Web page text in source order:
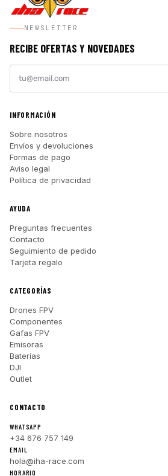
NEWSLETTER
RECIBE OFERTAS Y NOVEDADES
INFORMACIÓN
Sobre nosotros
Envíos y devoluciones
Formas de pago
Aviso legal
Política de privacidad
AYUDA
Preguntas frecuentes
Contacto
Seguimiento de pedido
Tarjeta regalo
CATEGORÍAS
Drones FPV
Componentes
Gafas FPV
Emisoras
Baterías
DJI
Outlet
CONTACTO
WHATSAPP
+34 676 757 149
EMAIL
hola@iha-race.com
HORARIO